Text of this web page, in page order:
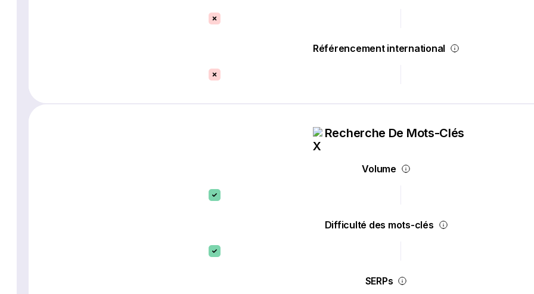
Référencement international
Recherche De Mots-Clés
Volume
Difficulté des mots-clés
SERPs